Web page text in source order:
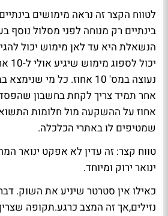
לטווח הקצר זה נראה מימושים
בינתיים רק מנוחה לפני מסלול נוסף
הנשאלת היא עד לאן מימוש יכול
נעוצה במס' 10 אחוז. כל מי
אחוז על ההשקעה מול חלומות
שמטיפים לו באתרי הכלכלה.
טווח קצר: זה עדין לא אפקט ינואר
ינואר ירוק ומיוחד.
כאילו אין סטרטר שיניע את השוק.
נזילים,אך זה המצב כרגע.תקופה